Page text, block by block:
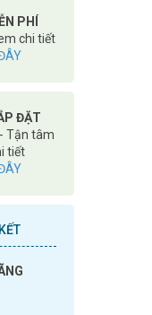
PHÍ
chi tiết
ĐẶT
Tận tâm
tiết